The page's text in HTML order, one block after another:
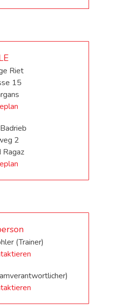
Riet
15
2
(Trainer)